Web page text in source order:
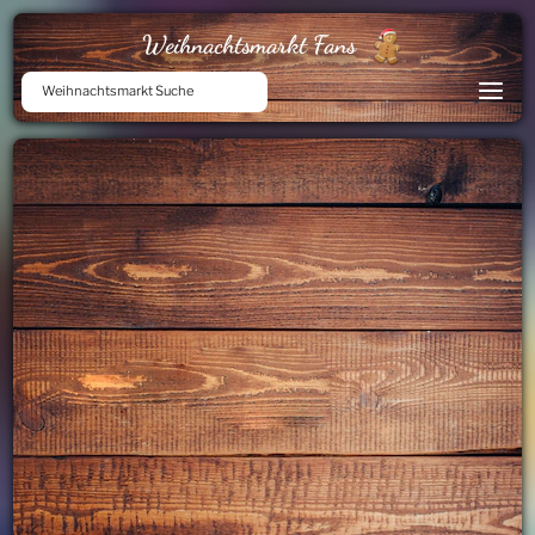
Weihnachtsmarkt Fans
Weihnachtsmarkt Suche